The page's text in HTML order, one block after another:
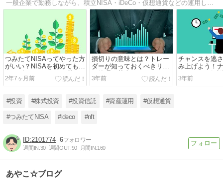
つみたてNISAってやった方
がいい？NISAを初めてもう
すぐ2年。どのくらい儲か
るのか徹底解説！
2年7ヶ月前
損切りの意味とは？トレー
ダーが知っておくべきリス
ク管理の基本
3年前
チャンスを逃
み上げよう！
のメリット解説
3年前
#投資 #株式投資 #投資信託 #資産運用 #仮想通貨
#つみたてNISA #ideco #nft
2101774 6
週間IN:30 週間OUT:90 月間IN:160
あやこ☆ブログ